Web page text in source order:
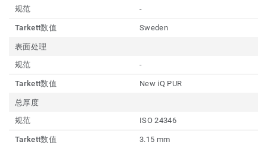
规范
-
Tarkett数值 Sweden
表面处理
规范
-
Tarkett数值 New iQ PUR
总厚度
规范
ISO 24346
Tarkett数值 3.15 mm